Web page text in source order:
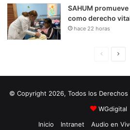
SAHUM
como derecho
hace 22 horas
i
n
a
u
i
e
© Copyright 2026, Todos los
WGdigital
Inicio
Intranet Audio en